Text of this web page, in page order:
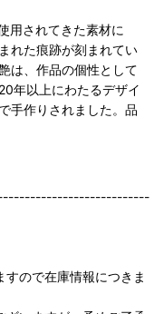
用されてきた素材に
れた痕跡が刻まれてい
は、作品の個性として
年以上にわたるデザイ
手作りされました。品
ので在庫情報につきま